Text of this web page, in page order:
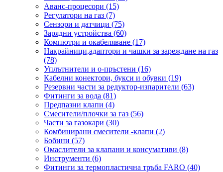
Аванс-процесори (15)
Регулатори на газ (7)
Сензори и датчици (75)
Зарядни устройства (60)
Компютри и окабеляване (17)
Накрайници,адаптори и чашки за зареждане на газ
(78)
Уплътнители и о-пръстени (16)
Кабелни конектори, букси и обувки (19)
Резервни части за редуктор-изпарители (63)
Фитинги за вода (81)
Предпазни клапи (4)
Смесители/плочки за газ (56)
Части за газокари (30)
Комбинирани смесители -клапи (2)
Бобини (57)
Омаслители за клапани и консумативи (8)
Инструменти (6)
Фитинги за термопластична тръба FARO (40)